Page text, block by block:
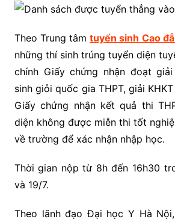
Theo Trung tâm tuyển sinh Cao
những thí sinh trúng tuyển diện
chính Giấy chứng nhận đoạt
sinh giỏi quốc gia THPT, giải
Giấy chứng nhận kết quả thi
diện không được miễn thi tốt
về trường để xác nhận nhập học.
Thời gian nộp từ 8h đến 16h30
và 19/7.
Theo lãnh đạo Đại học Y Hà